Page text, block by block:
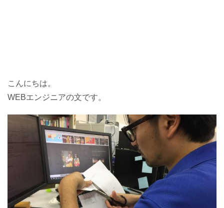
こんにちは。
WEBエンジニアの文です。